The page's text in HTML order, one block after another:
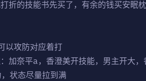
折的技能书先买了，有余的钱买安眠
攻防对应着打
加奈平a，香澄美开技能，男主开大
状态尽量拉到满